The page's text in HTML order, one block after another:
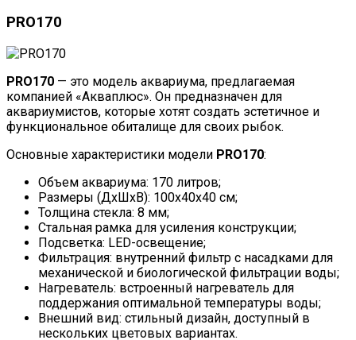
PRO170
PRO170 — это модель аквариума, предлагаемая
компанией «Акваплюс». Он предназначен для
аквариумистов, которые хотят создать эстетичное и
функциональное обиталище для своих рыбок.
Основные характеристики модели PRO170:
Объем аквариума: 170 литров;
Размеры (ДхШхВ): 100x40x40 см;
Толщина стекла: 8 мм;
Стальная рамка для усиления конструкции;
Подсветка: LED-освещение;
Фильтрация: внутренний фильтр с насадками для
механической и биологической фильтрации воды;
Нагреватель: встроенный нагреватель для
поддержания оптимальной температуры воды;
Внешний вид: стильный дизайн, доступный в
нескольких цветовых вариантах.